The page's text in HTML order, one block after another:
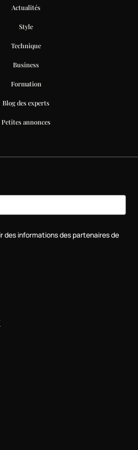
Actualités
Style
Technique
Business
Formation
Blog des experts
Petites annonces
des informations des partenaires de